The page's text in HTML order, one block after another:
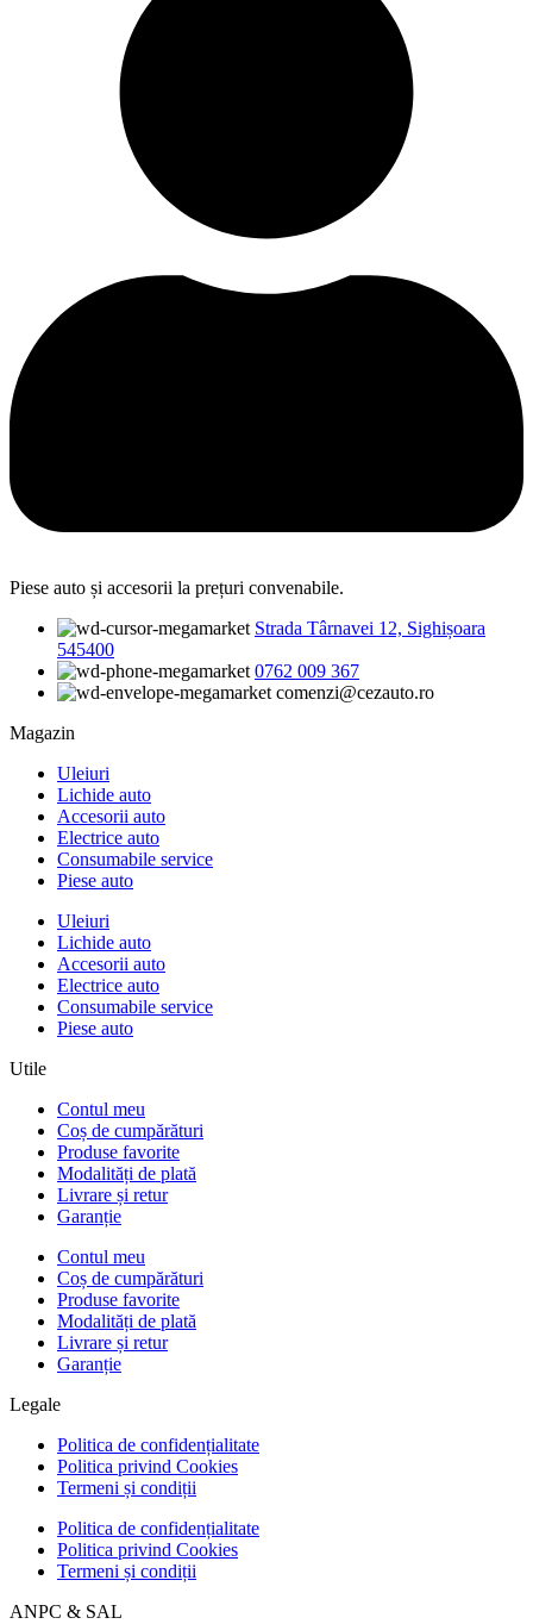
Piese auto și accesorii la prețuri convenabile.
Strada Târnavei 12, Sighișoara
545400
0762 009 367
comenzi@cezauto.ro
Magazin
Uleiuri
Lichide auto
Accesorii auto
Electrice auto
Consumabile service
Piese auto
Uleiuri
Lichide auto
Accesorii auto
Electrice auto
Consumabile service
Piese auto
Utile
Contul meu
Coș de cumpărături
Produse favorite
Modalități de plată
Livrare și retur
Garanție
Contul meu
Coș de cumpărături
Produse favorite
Modalități de plată
Livrare și retur
Garanție
Legale
Politica de confidențialitate
Politica privind Cookies
Termeni și condiții
Politica de confidențialitate
Politica privind Cookies
Termeni și condiții
ANPC & SAL